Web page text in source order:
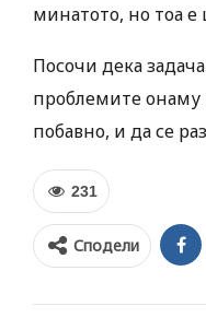
минатото, но тоа
Посочи дека
проблемите
побавно, и да се
231
Сподели